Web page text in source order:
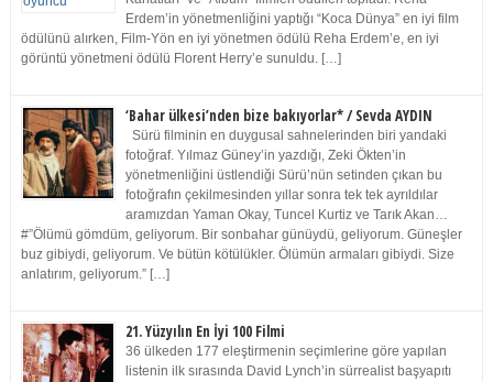
Erdem’in yönetmenliğini yaptığı “Koca Dünya” en iyi film
ödülünü alırken, Film-Yön en iyi yönetmen ödülü Reha Erdem’e, en iyi
görüntü yönetmeni ödülü Florent Herry’e sunuldu. […]
‘Bahar ülkesi’nden bize bakıyorlar* / Sevda AYDIN
Sürü filminin en duygusal sahnelerinden biri yandaki
fotoğraf. Yılmaz Güney’in yazdığı, Zeki Ökten’in
yönetmenliğini üstlendiği Sürü’nün setinden çıkan bu
fotoğrafın çekilmesinden yıllar sonra tek tek ayrıldılar
aramızdan Yaman Okay, Tuncel Kurtiz ve Tarık Akan…
#”Ölümü gömdüm, geliyorum. Bir sonbahar günüydü, geliyorum. Güneşler
buz gibiydi, geliyorum. Ve bütün kötülükler. Ölümün armaları gibiydi. Size
anlatırım, geliyorum.” […]
21. Yüzyılın En İyi 100 Filmi
36 ülkeden 177 eleştirmenin seçimlerine göre yapılan
listenin ilk sırasında David Lynch’in sürrealist başyapıtı